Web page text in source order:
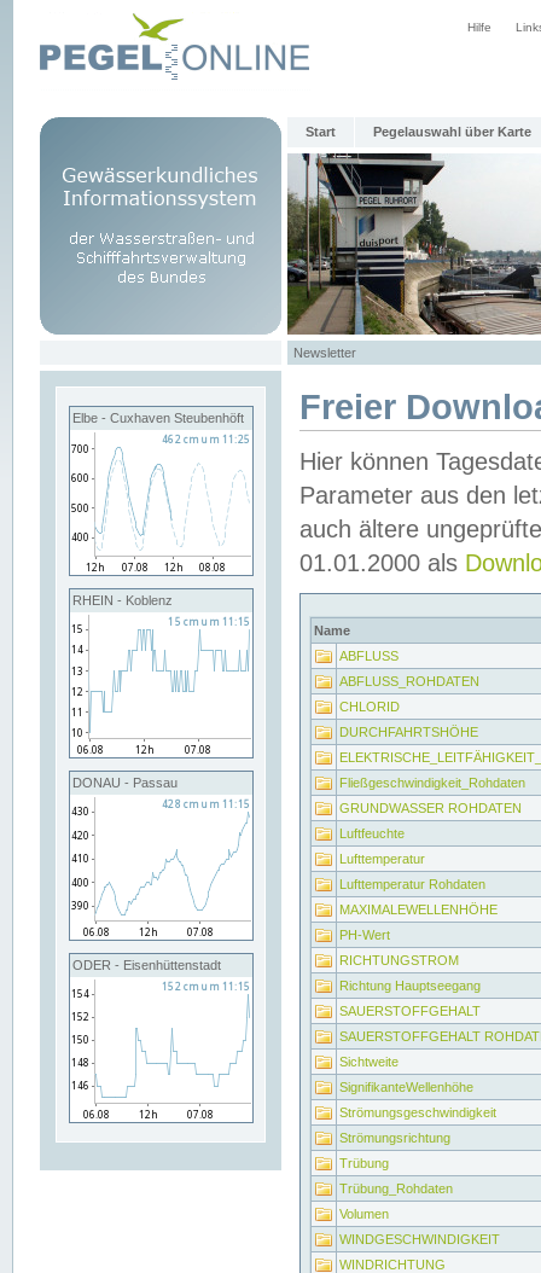
Hilfe
Start Pegelauswahl über Karte
Newsletter
Elbe - Cuxhaven Steubenhöft
RHEIN - Koblenz
DONAU - Passau
ODER - Eisenhüttenstadt
Freier
Hier können
Parameter aus den
auch ältere
01.01.2000 als
Name
ABFLUSS
ABFLUSS_ROHDATEN
CHLORID
DURCHFAHRTSHÖHE
Fließgeschwindigkeit_Rohdaten
GRUNDWASSER ROHDATEN
Luftfeuchte
Lufttemperatur
Lufttemperatur Rohdaten
MAXIMALEWELLENHÖHE
PH-Wert
RICHTUNGSTROM
Richtung Hauptseegang
SAUERSTOFFGEHALT
SAUERSTOFFGEHALT
Sichtweite
SignifikanteWellenhöhe
Strömungsgeschwindigkeit
Strömungsrichtung
Trübung
Trübung_Rohdaten
Volumen
WINDGESCHWINDIGKEIT
WINDRICHTUNG